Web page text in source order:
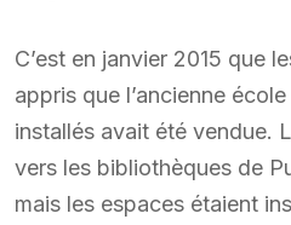
C’est en janvier 2015 que
appris que l’ancienne
installés avait été vendue.
vers les bibliothèques de
mais les espaces étaient